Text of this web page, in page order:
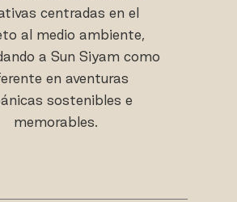
centradas en el
al medio ambiente,
a Sun Siyam como
en aventuras
sostenibles e
memorables.